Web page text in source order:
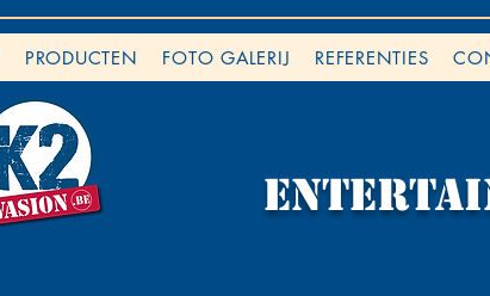
PRODUCTEN FOTO GALERIJ REFERENTIES